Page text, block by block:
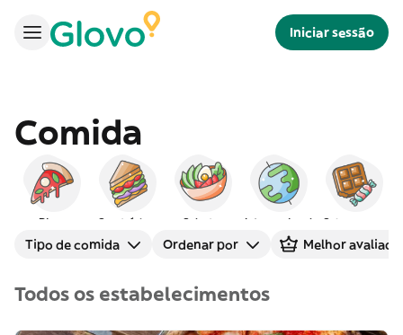
Iniciar sessão
Comida
Pizza Sanduíches Saladas Internacional Sobremesas
Tipo de comida Ordenar por Melhor
Todos os estabelecimentos